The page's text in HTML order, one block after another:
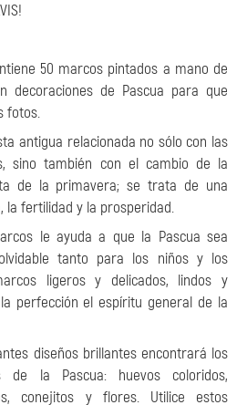
50 marcos pintados a mano de
decoraciones de Pascua para que
fotos.
antigua relacionada no sólo con las
sino también con el cambio de la
de la primavera; se trata de una
la fertilidad y la prosperidad.
le ayuda a que la Pascua sea
tanto para los niños y los
ligeros y delicados, lindos y
perfección el espíritu general de la
diseños brillantes encontrará los
de la Pascua: huevos coloridos,
conejitos y flores. Utilice estos